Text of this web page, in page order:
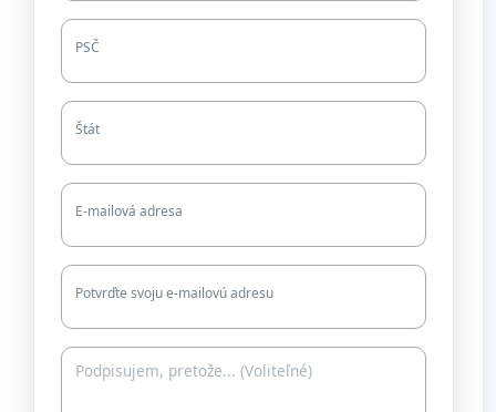
PSČ
Štát
E-mailová adresa
Potvrďte svoju e-mailovú adresu